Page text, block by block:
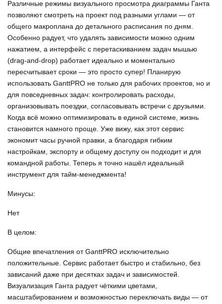
Различные режимы визуального просмотра диаграммы Ганта
позволяют смотреть на проект под разными углами — от
общего макроплана до детального расписания по дням.
Особенно радует, что удалять зависимости можно одним
нажатием, а интерфейс с перетаскиванием задач мышью
(drag‑and‑drop) работает идеально и моментально
пересчитывает сроки — это просто супер! Планирую
использовать GanttPRO не только для рабочих проектов, но и
для повседневных задач: контролировать расходы,
организовывать поездки, согласовывать встречи с друзьями.
Когда всё можно оптимизировать в единой системе, жизнь
становится намного проще. Уже вижу, как этот сервис
экономит часы ручной правки, а благодаря гибким
настройкам, экспорту и общему доступу он подходит и для
командной работы. Теперь я точно нашёл идеальный
инструмент для тайм-менеджмента!
Минусы:
Нет
В целом:
Общие впечатления от GanttPRO исключительно
положительные. Сервис работает быстро и стабильно, без
зависаний даже при десятках задач и зависимостей.
Визуализация Ганта радует чёткими цветами,
масштабированием и возможностью переключать виды — от